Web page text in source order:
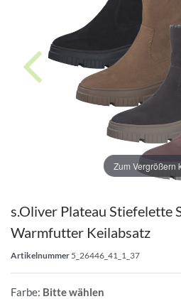
Zum Vergrößern
s.Oliver Plateau Stiefelette
Warmfutter Keilabsatz
Artikelnummer 5_26446_41_1_37
Farbe: Bitte wählen